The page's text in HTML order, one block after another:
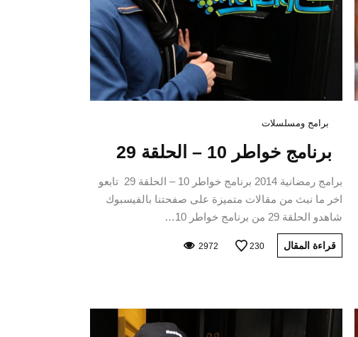
برامج ومسلسلات
برنامج خواطر 10 – الحلقة 29
برامج رمضانية 2014 برنامج خواطر 10 – الحلقة 29 تابعو
اخر ما نبث من مقالات متميزة على صفحتنا بالفيسبوك
شاهدو الحلقة 29 من برنامج خواطر 10…
قراءة المقال 230
2972